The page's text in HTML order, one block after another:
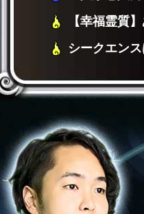
【幸福霊質
シークエン